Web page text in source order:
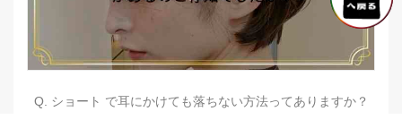
Q. ショート で耳にかけても落ちない方法ってありますか？